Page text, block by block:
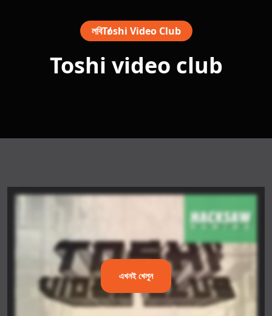
লবিToshi Video Club
Toshi video club
এখনই খেলুন